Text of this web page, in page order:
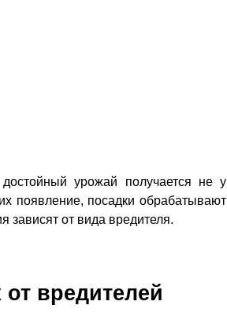
урожай получается не у
появление, посадки обрабатывают
зависят от вида вредителя.
вредителей